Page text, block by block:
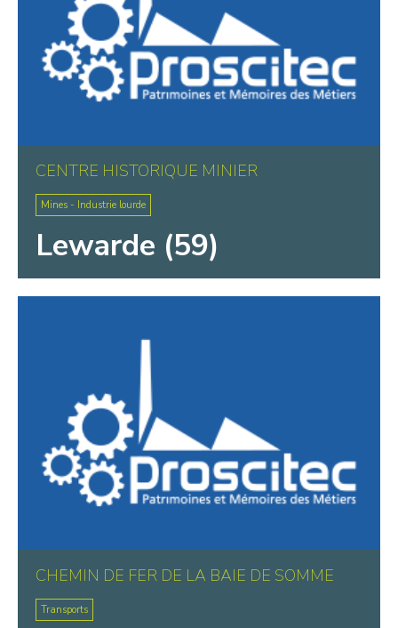
CENTRE HISTORIQUE MINIER
Mines - Industrie lourde
Lewarde (59)
CHEMIN DE FER DE LA BAIE DE SOMME
Transports